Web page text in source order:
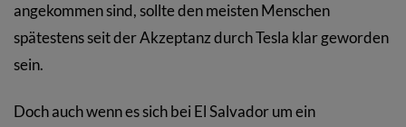
angekommen sind, sollte den meisten Menschen
spätestens seit der Akzeptanz durch Tesla klar geworden
sein.
Doch auch wenn es sich bei El Salvador um ein